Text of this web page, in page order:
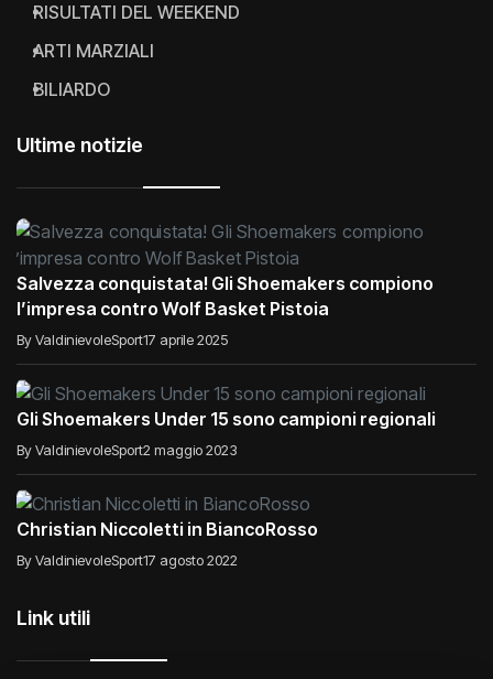
RISULTATI DEL WEEKEND
ARTI MARZIALI
BILIARDO
Ultime notizie
Salvezza conquistata! Gli Shoemakers compiono
l’impresa contro Wolf Basket Pistoia
By ValdinievoleSport17 aprile 2025
Gli Shoemakers Under 15 sono campioni regionali
By ValdinievoleSport2 maggio 2023
Christian Niccoletti in BiancoRosso
By ValdinievoleSport17 agosto 2022
Link utili